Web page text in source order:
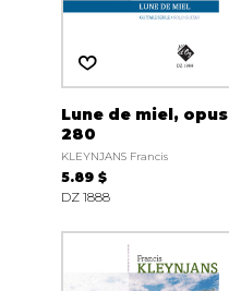
Lune de miel, opus
280
KLEYNJANS Francis
5.89 $
DZ 1888